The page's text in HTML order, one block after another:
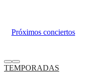
Próximos conciertos
TEMPORADAS